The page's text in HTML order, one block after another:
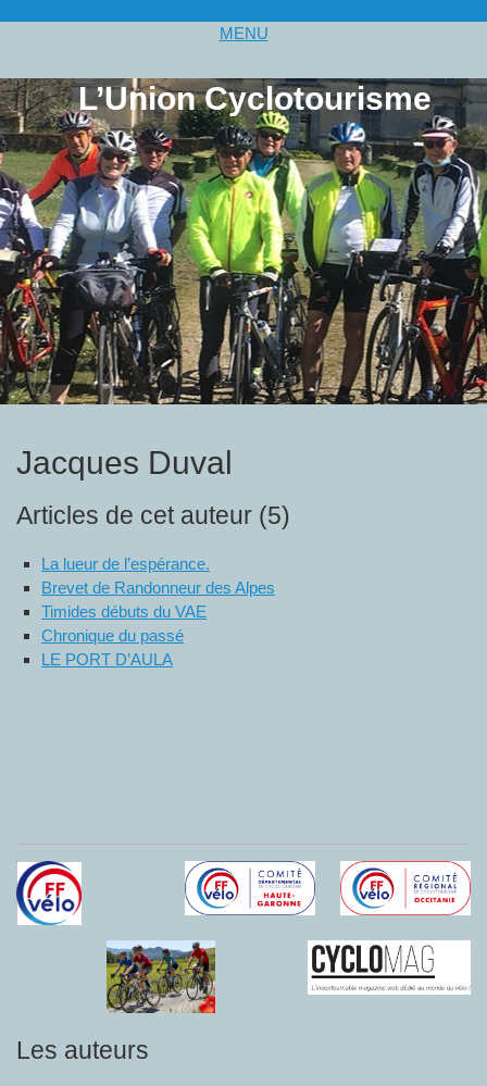
MENU
L’Union Cyclotourisme
Jacques Duval
Articles de cet auteur (5)
La lueur de l’espérance.
Brevet de Randonneur des Alpes
Timides débuts du VAE
Chronique du passé
LE PORT D’AULA
Les auteurs